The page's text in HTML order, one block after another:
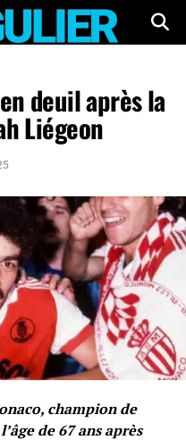
deuil après la
Liégeon
champion de
de 67 ans après